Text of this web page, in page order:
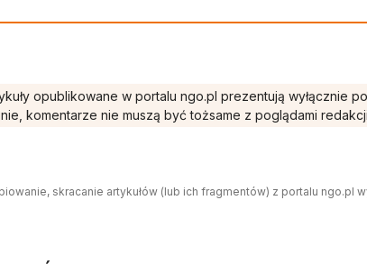
opublikowane w portalu ngo.pl prezentują wyłącznie
komentarze nie muszą być tożsame z poglądami
skracanie artykułów (lub ich fragmentów) z portalu ngo.pl